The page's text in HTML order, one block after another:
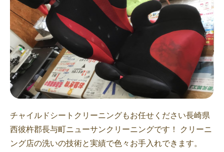
チャイルドシートクリーニングもお任せください長崎県
西彼杵郡長与町ニューサンクリーニングです！ クリーニ
ング店の洗いの技術と実績で色々お手入れできます。